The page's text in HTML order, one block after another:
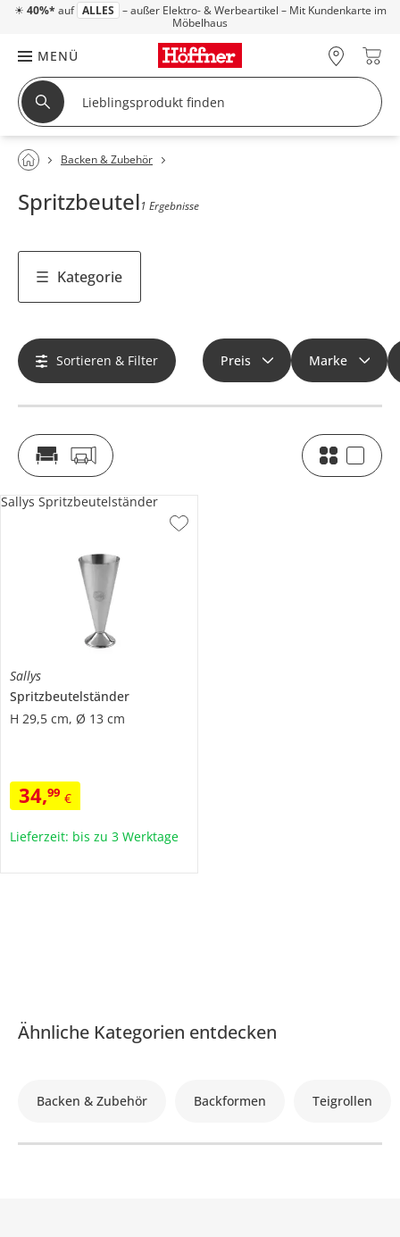
☀ 40%* auf ALLES – außer Elektro- & Werbeartikel – Mit Kundenkarte im
Möbelhaus
MENÜ
Backen & Zubehör
Spritzbeutel1 Ergebnisse
Kategorie
Sortieren & Filter Preis Marke
Sallys
Spritzbeutelständer
H 29,5 cm, Ø 13 cm
34,99 €
Sallys Spritzbeutelständer
Lieferzeit: bis zu 3 Werktage
Ähnliche Kategorien entdecken
Backen & Zubehör Backformen Teigrollen